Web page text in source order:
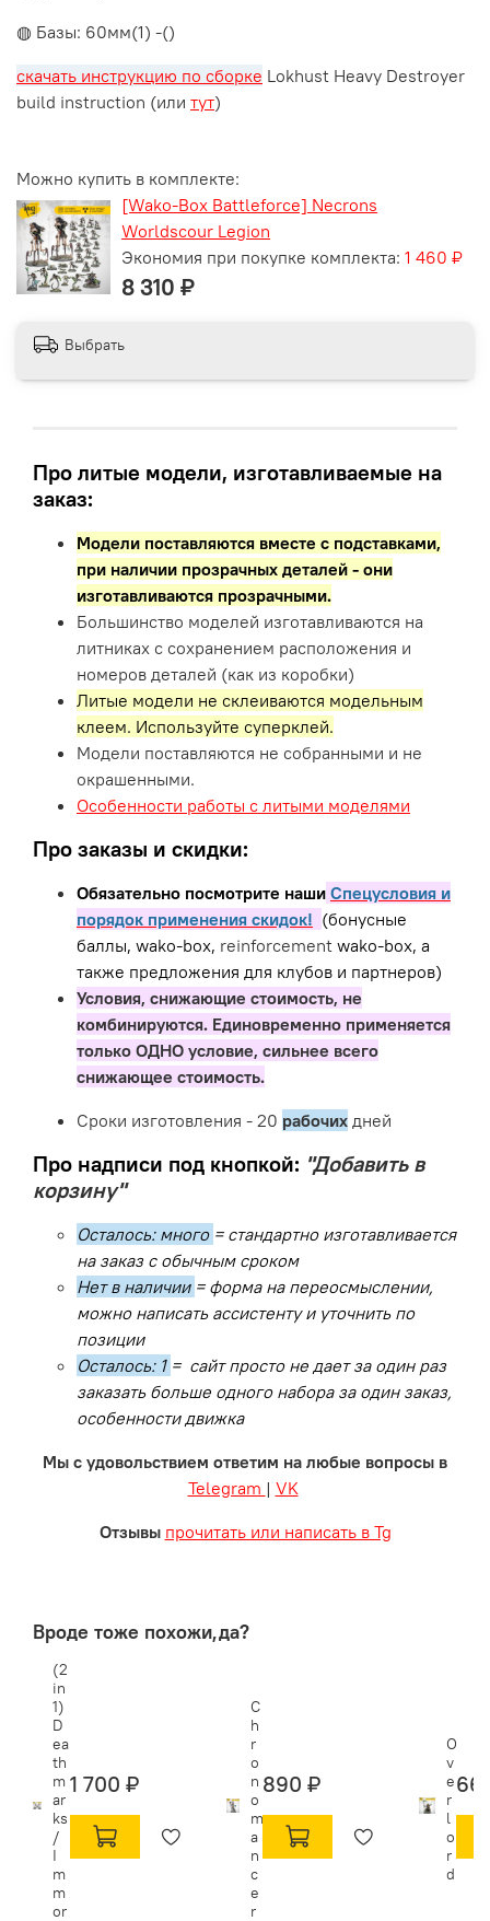
◍ Базы: 60мм(1) -()
скачать инструкцию по сборке Lokhust Heavy Destroyer
build instruction (или тут)
Выбрать
Можно купить в комплекте:
[Wako-Box Battleforce] Necrons
Worldscour Legion
Экономия при покупке комплекта: 1 460 ₽
8 310 ₽
Про литые модели, изготавливаемые на
заказ:
Модели поставляются вместе с подставками,
при наличии прозрачных деталей - они
изготавливаются прозрачными.
Большинство моделей изготавливаются на
литниках с сохранением расположения и
номеров деталей (как из коробки)
Литые модели не склеиваются модельным
клеем. Используйте суперклей.
Модели поставляются не собранными и не
окрашенными.
Особенности работы с литыми моделями
Про заказы и скидки:
Обязательно посмотрите наши Спецусловия и
порядок применения скидок! (бонусные
баллы, wako-box, reinforcement wako-box, а
также предложения для клубов и партнеров)
Условия, снижающие стоимость, не
комбинируются. Единовременно применяется
только ОДНО условие, сильнее всего
снижающее стоимость.
Сроки изготовления - 20 рабочих дней
Про надписи под кнопкой: "Добавить в
корзину"
Осталось: много = стандартно изготавливается
на заказ с обычным сроком
Нет в наличии = форма на переосмыслении,
можно написать ассистенту и уточнить по
позиции
Осталось: 1 = сайт просто не дает за один раз
заказать больше одного набора за один заказ,
особенности движка
Мы с удовольствием ответим на любые вопросы в
Telegram | VK
Отзывы прочитать или написать в Tg
Вроде тоже похожи,да?
(2
in
1)
D
ea
th
m
ar
ks
/
I
m
m
or
1 700 ₽
C
h
r
o
n
o
m
a
n
c
e
r
890 ₽
O
v
e
r
l
o
r
d